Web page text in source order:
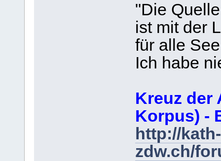
"Die
ist mit der
für alle
Ich habe
Kreuz der
Korpus) -
http://kath-
zdw.ch/